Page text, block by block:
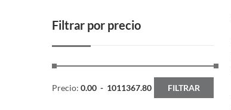
Filtrar por precio
Precio: 0.00 - 1011367.80 FILTRAR